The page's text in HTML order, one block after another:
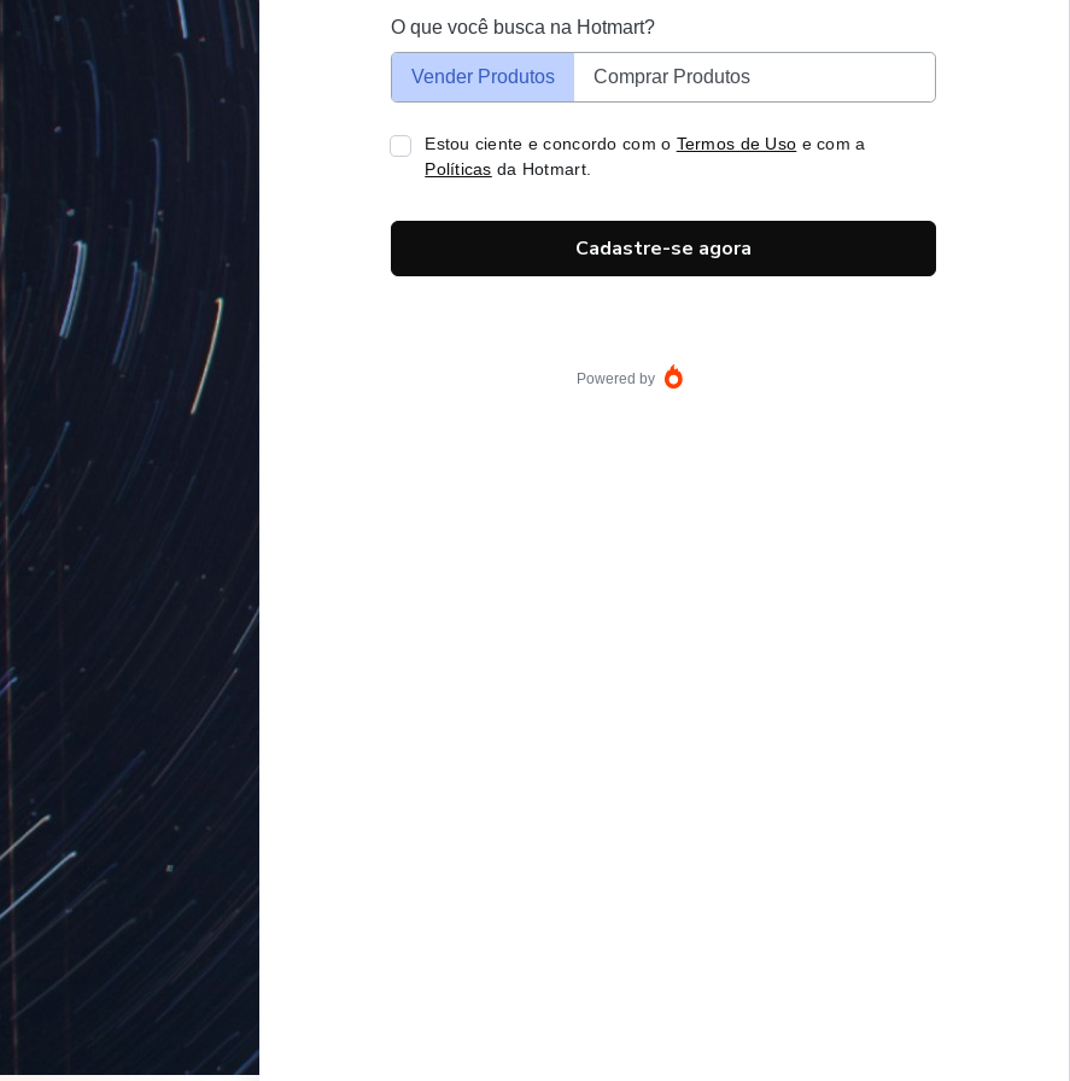
O que você busca na Hotmart?
Vender Produtos Comprar Produtos
Estou ciente e concordo com o Termos de Uso e com a
Políticas da Hotmart.
Cadastre-se agora
Powered by